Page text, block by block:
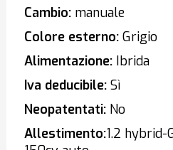
Cambio:manuale
Colore esterno:Grigio
Alimentazione:Ibrida
Iva deducibile:Sì
Neopatentati:No
Allestimento:1.2 hybrid-